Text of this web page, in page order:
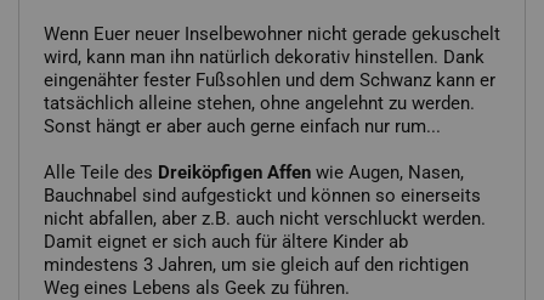
Wenn Euer neuer Inselbewohner nicht gerade gekuschelt
wird, kann man ihn natürlich dekorativ hinstellen. Dank
eingenähter fester Fußsohlen und dem Schwanz kann er
tatsächlich alleine stehen, ohne angelehnt zu werden.
Sonst hängt er aber auch gerne einfach nur rum...
Alle Teile des Dreiköpfigen Affen wie Augen, Nasen,
Bauchnabel sind aufgestickt und können so einerseits
nicht abfallen, aber z.B. auch nicht verschluckt werden.
Damit eignet er sich auch für ältere Kinder ab
mindestens 3 Jahren, um sie gleich auf den richtigen
Weg eines Lebens als Geek zu führen.